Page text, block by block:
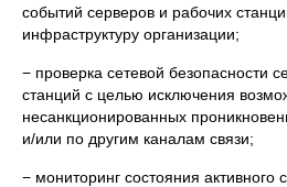
событий серверов и рабочих
инфраструктуру организации;
− проверка сетевой безопасности
станций с целью исключения
несанкционированных
и/или по другим каналам связи;
− мониторинг состояния активного